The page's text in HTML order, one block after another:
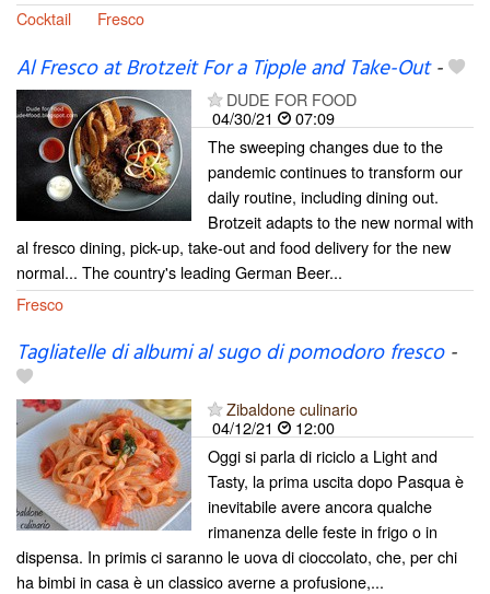
Cocktail
Fresco
Al Fresco at Brotzeit For a Tipple and Take-Out-
DUDE FOR FOOD
04/30/21
07:09
The sweeping changes due to the
pandemic continues to transform our
daily routine, including dining out.
Brotzeit adapts to the new normal with
al fresco dining, pick-up, take-out and food delivery for the new
normal... The country's leading German Beer...
Fresco
Tagliatelle di albumi al sugo di pomodoro fresco-
Zibaldone culinario
04/12/21
12:00
Oggi si parla di riciclo a Light and
Tasty, la prima uscita dopo Pasqua è
inevitabile avere ancora qualche
rimanenza delle feste in frigo o in
dispensa. In primis ci saranno le uova di cioccolato, che, per chi
ha bimbi in casa è un classico averne a profusione,...